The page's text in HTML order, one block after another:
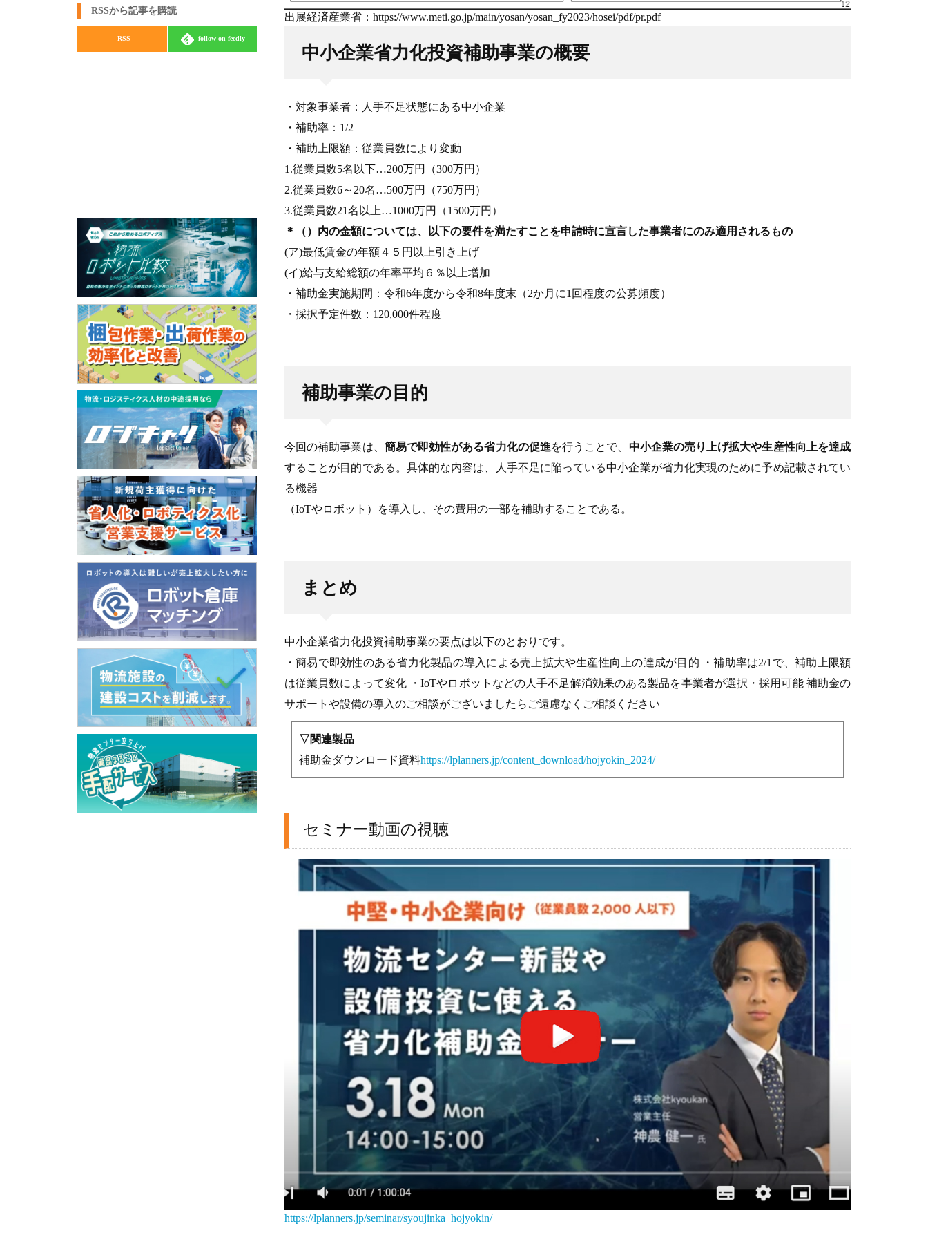
RSSから記事を購読
RSS follow on feedly
出展経済産業省：https://www.meti.go.jp/main/yosan/yosan_fy2023/hosei/pdf/pr.pdf
中小企業省力化投資補助事業の概要
・対象事業者：人手不足状態にある中小企業
・補助率：1/2
・補助上限額：従業員数により変動
1.従業員数5名以下…200万円（300万円）
2.従業員数6～20名…500万円（750万円）
3.従業員数21名以上…1000万円（1500万円）
＊（）内の金額については、以下の要件を満たすことを申請時に宣言した事業者にのみ適用されるもの
(ア)最低賃金の年額４５円以上引き上げ
(イ)給与支給総額の年率平均６％以上増加
・補助金実施期間：令和6年度から令和8年度末（2か月に1回程度の公募頻度）
・採択予定件数：120,000件程度
補助事業の目的
今回の補助事業は、 簡易で即効性がある省力化の促進を行うことで、 中小企業の売り上げ拡大や生産性向上を達成
することが目的である。具体的な内容は、人手不足に陥っている中小企業が省力化実現のために予め記載されてい
る機器
（IoTやロボット）を導入し、その費用の一部を補助することである。
まとめ
中小企業省力化投資補助事業の要点は以下のとおりです。
・簡易で即効性のある省力化製品の導入による売上拡大や生産性向上の達成が目的 ・補助率は2/1で、補助上限額
は従業員数によって変化 ・IoTやロボットなどの人手不足解消効果のある製品を事業者が選択・採用可能 補助金の
サポートや設備の導入のご相談がございましたらご遠慮なくご相談ください
▽関連製品
補助金ダウンロード資料https://lplanners.jp/content_download/hojyokin_2024/
セミナー動画の視聴
https://lplanners.jp/seminar/syoujinka_hojyokin/